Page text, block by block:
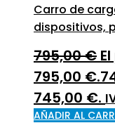
Carro de
dispositivos,
795,00€
795,00 €.
745,00 €.
AÑADIR AL